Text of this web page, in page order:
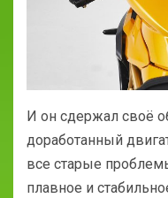
И он сдержал своё
доработанный
все старые
плавное и